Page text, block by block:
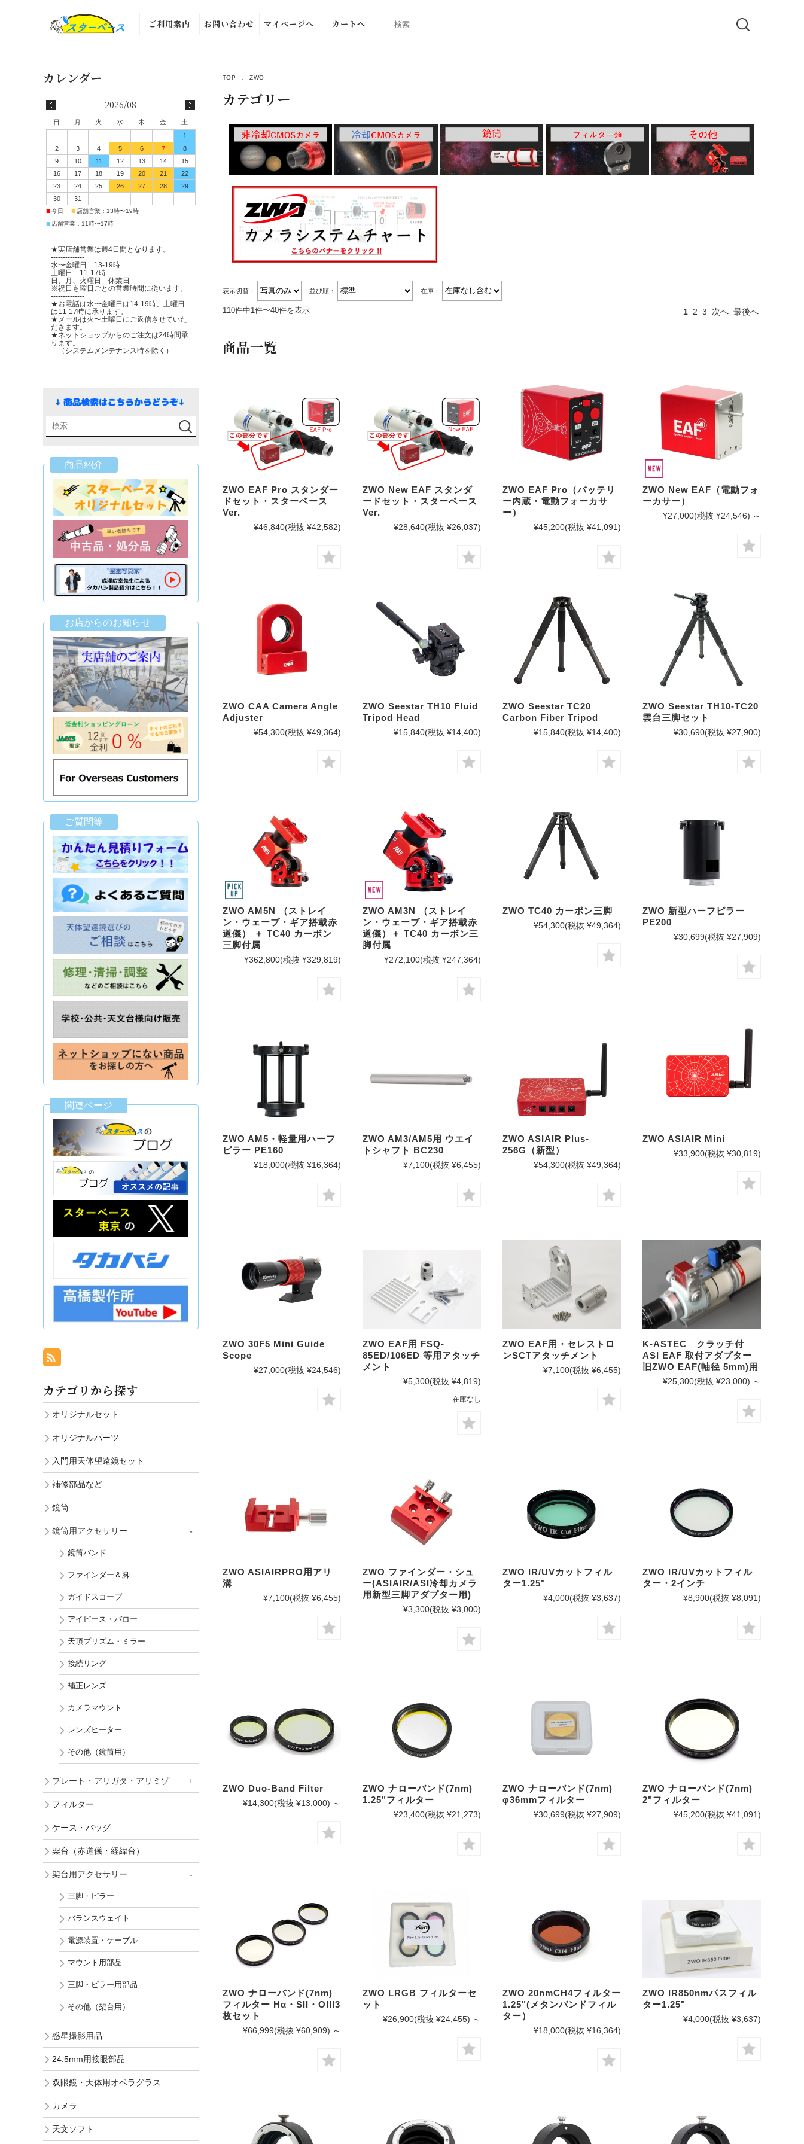
ご利用案内 お問い合わせ マイページへ カートへ
TOP ZWO
カテゴリー
表示切替： 並び順： 在庫：
110件中1件〜40件を表示 1 2 3 次へ 最後へ
商品一覧
ZWO EAF Pro スタンダー
ドセット・スターベース
Ver.
¥46,840(税抜 ¥42,582)
ZWO New EAF スタンダ
ードセット・スターベース
Ver.
¥28,640(税抜 ¥26,037)
ZWO EAF Pro（バッテリ
ー内蔵・電動フォーカサ
ー）
¥45,200(税抜 ¥41,091)
ZWO New EAF（電動フォ
ーカサー）
¥27,000(税抜 ¥24,546) ～
ZWO CAA Camera Angle
Adjuster
¥54,300(税抜 ¥49,364)
ZWO Seestar TH10 Fluid
Tripod Head
¥15,840(税抜 ¥14,400)
ZWO Seestar TC20
Carbon Fiber Tripod
¥15,840(税抜 ¥14,400)
ZWO Seestar TH10-TC20
雲台三脚セット
¥30,690(税抜 ¥27,900)
ZWO AM5N （ストレイ
ン・ウェーブ・ギア搭載赤
道儀） ＋ TC40 カーボン
三脚付属
¥362,800(税抜 ¥329,819)
ZWO AM3N （ストレイ
ン・ウェーブ・ギア搭載赤
道儀）＋ TC40 カーボン三
脚付属
¥272,100(税抜 ¥247,364)
ZWO TC40 カーボン三脚
¥54,300(税抜 ¥49,364)
ZWO 新型ハーフピラー
PE200
¥30,699(税抜 ¥27,909)
ZWO AM5・軽量用ハーフ
ピラー PE160
¥18,000(税抜 ¥16,364)
ZWO AM3/AM5用 ウエイ
トシャフト BC230
¥7,100(税抜 ¥6,455)
ZWO ASIAIR Plus-
256G（新型）
¥54,300(税抜 ¥49,364)
ZWO ASIAIR Mini
¥33,900(税抜 ¥30,819)
ZWO 30F5 Mini Guide
Scope
¥27,000(税抜 ¥24,546)
ZWO EAF用 FSQ-
85ED/106ED 等用アタッチ
メント
¥5,300(税抜 ¥4,819)
在庫なし
ZWO EAF用・セレストロ
ンSCTアタッチメント
¥7,100(税抜 ¥6,455)
K-ASTEC クラッチ付
ASI EAF 取付アダプター
旧ZWO EAF(軸径 5mm)用
¥25,300(税抜 ¥23,000) ～
ZWO ASIAIRPRO用アリ
溝
¥7,100(税抜 ¥6,455)
ZWO ファインダー・シュ
ー(ASIAIR/ASI冷却カメラ
用新型三脚アダプター用)
¥3,300(税抜 ¥3,000)
ZWO IR/UVカットフィル
ター1.25"
¥4,000(税抜 ¥3,637)
ZWO IR/UVカットフィル
ター・2インチ
¥8,900(税抜 ¥8,091)
ZWO Duo-Band Filter
¥14,300(税抜 ¥13,000) ～
ZWO ナローバンド(7nm)
1.25"フィルター
¥23,400(税抜 ¥21,273)
ZWO ナローバンド(7nm)
φ36mmフィルター
¥30,699(税抜 ¥27,909)
ZWO ナローバンド(7nm)
2"フィルター
¥45,200(税抜 ¥41,091)
ZWO ナローバンド(7nm)
フィルター Hα・SII・OIII3
枚セット
¥66,999(税抜 ¥60,909) ～
ZWO LRGB フィルターセ
ット
¥26,900(税抜 ¥24,455) ～
ZWO 20nmCH4フィルター
1.25"(メタンバンドフィル
ター）
¥18,000(税抜 ¥16,364)
ZWO IR850nmパスフィル
ター1.25"
¥4,000(税抜 ¥3,637)
2026/08
日 月 火 水 木 金
土
1
2
3 4 5 6 7
8
9
10 11 12 13 14
15
16
17 18 19 20 21
22
23
24 25 26 27 28
29
30
31
■今日 ■ 店舗営業：13時〜19時
■ 店舗営業：11時〜17時
★実店舗営業は週4日間となります。
--------------
水〜金曜日 13-19時
土曜日 11-17時
日、月、火曜日 休業日
※祝日も曜日ごとの営業時間に従います。
--------------
★お電話は水〜金曜日は14-19時、土曜日
は11-17時に承ります。
★メールは火〜土曜日にご返信させていた
だきます。
★ネットショップからのご注文は24時間承
ります。
（システムメンテナンス時を除く）
商品紹介
お店からのお知らせ
ご質問等
関連ページ
カテゴリから探す
オリジナルセット
オリジナルパーツ
入門用天体望遠鏡セット
補修部品など
鏡筒
鏡筒用アクセサリー
鏡筒バンド
ファインダー＆脚
ガイドスコープ
アイピース・バロー
天頂プリズム・ミラー
接続リング
補正レンズ
カメラマウント
レンズヒーター
その他（鏡筒用）
プレート・アリガタ・アリミゾ
フィルター
ケース・バッグ
架台（赤道儀・経緯台）
架台用アクセサリー
三脚・ピラー
バランスウェイト
電源装置・ケーブル
マウント用部品
三脚・ピラー用部品
その他（架台用）
惑星撮影用品
24.5mm用接眼部品
双眼鏡・天体用オペラグラス
カメラ
天文ソフト